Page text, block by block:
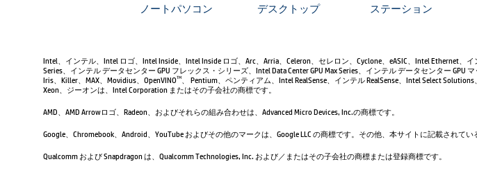
ノートパソコン
デスクトップ
ステーション
Intel、インテル、Intel ロゴ、Intel Inside、Intel Inside ロゴ、Arc、Arria、Celeron、セレロン、Cyclone、eASIC、Intel Ethernet、
Series、インテル データセンター GPU フレックス・シリーズ、Intel Data Center GPU Max Series、インテル データセンター
Iris、Killer、MAX、Movidius、OpenVINOTM
、 Pentium、ペンティアム、Intel RealSense、インテル RealSense、Intel Select
Xeon、ジーオンは、Intel Corporation またはその子会社の商標です。
AMD、AMD Arrowロゴ、Radeon、およびそれらの組み合わせは、Advanced Micro Devices, Inc.の商標です。
Google、Chromebook、Android、YouTube およびその他のマークは、Google LLC の商標です。その他、本サイトに記載されて
Qualcomm および Snapdragon は、Qualcomm Technologies, Inc. および／またはその子会社の商標または登録商標です。